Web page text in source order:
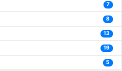
7
8
13
19
5